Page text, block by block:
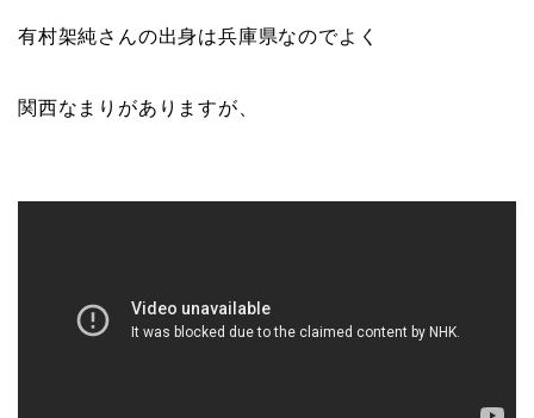
有村架純さんの出身は兵庫県なのでよく
関西なまりがありますが、